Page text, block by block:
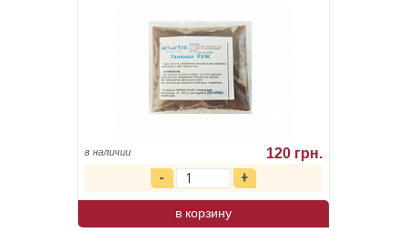
в наличии 120 грн.
в корзину